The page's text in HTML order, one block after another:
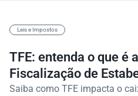
Leis e Impostos
TFE: entenda o que é
Fiscalização de
Saiba como TFE impacta o